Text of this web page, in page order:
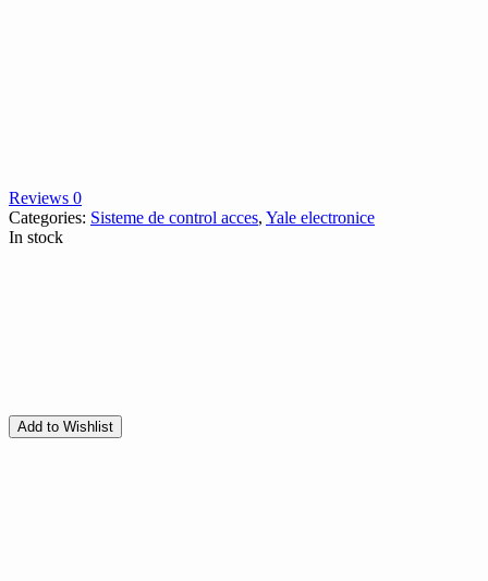
Reviews 0
Categories: Sisteme de control acces, Yale electronice
In stock
Add to Wishlist